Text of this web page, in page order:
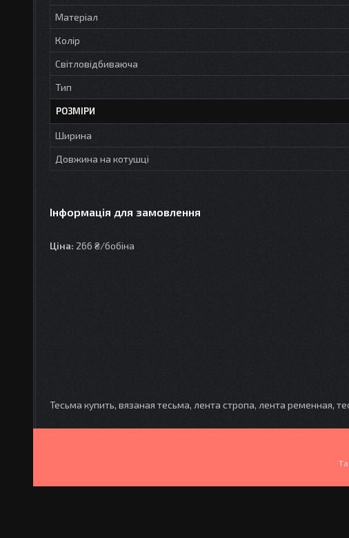
Матеріал
Колір
Світловідбиваюча
Тип
РОЗМІРИ
Ширина
Довжина на котушці
Інформація для замовлення
Ціна: 266 ₴/бобіна
Тесьма купить, вязаная тесьма, лента стропа, лента ременная,